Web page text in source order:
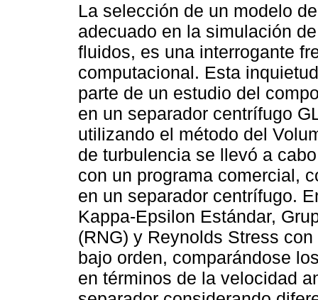
La selección de un modelo
adecuado en la simulación
fluidos, es una interrogante
computacional. Esta
parte de un estudio del
en un separador centrífugo
utilizando el método del
de turbulencia se llevó a
con un programa comercial,
en un separador centrífugo.
Kappa-Epsilon Estándar,
(RNG) y Reynolds Stress
bajo orden, comparándose
en términos de la velocidad